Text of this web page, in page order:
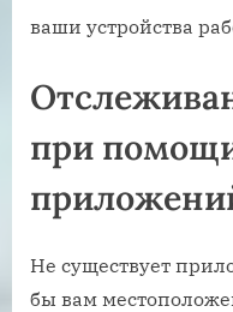
ваши устройства
при
Не существует
бы вам